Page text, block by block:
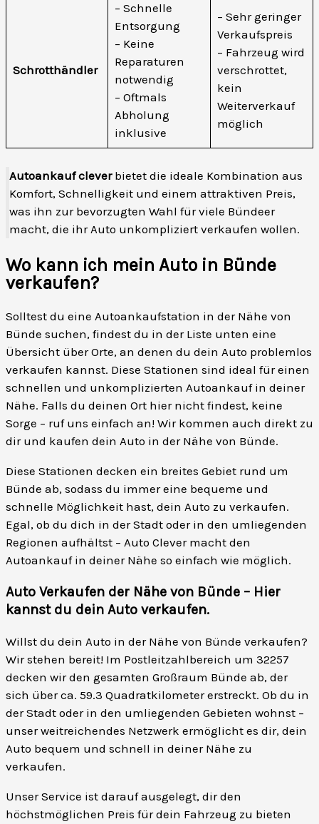
Schrotthändler
– Schnelle
Entsorgung
– Keine
Reparaturen
notwendig
– Oftmals
Abholung
inklusive
– Sehr geringer
Verkaufspreis
– Fahrzeug wird
verschrottet,
kein
Weiterverkauf
möglich
Autoankauf cleverbietet die ideale Kombination aus
Komfort, Schnelligkeit und einem attraktiven Preis,
was ihn zur bevorzugten Wahl für viele Bündeer
macht, die ihr Auto unkompliziert verkaufen wollen.
Wo kann ich mein Auto in Bünde
verkaufen?
Solltest du eine Autoankaufstation in der Nähe von
Bünde suchen, findest du in der Liste unten eine
Übersicht über Orte, an denen du dein Auto problemlos
verkaufen kannst. Diese Stationen sind ideal für einen
schnellen und unkomplizierten Autoankauf in deiner
Nähe. Falls du deinen Ort hier nicht findest, keine
Sorge – ruf uns einfach an! Wir kommen auch direkt zu
dir und kaufen dein Auto in der Nähe von Bünde.
Diese Stationen decken ein breites Gebiet rund um
Bünde ab, sodass du immer eine bequeme und
schnelle Möglichkeit hast, dein Auto zu verkaufen.
Egal, ob du dich in der Stadt oder in den umliegenden
Regionen aufhältst – Auto Clever macht den
Autoankauf in deiner Nähe so einfach wie möglich.
Auto Verkaufen der Nähe von Bünde – Hier
kannst du dein Auto verkaufen.
Willst du dein Auto in der Nähe von Bünde verkaufen?
Wir stehen bereit! Im Postleitzahlbereich um 32257
decken wir den gesamten Großraum Bünde ab, der
sich über ca. 59.3 Quadratkilometer erstreckt. Ob du in
der Stadt oder in den umliegenden Gebieten wohnst –
unser weitreichendes Netzwerk ermöglicht es dir, dein
Auto bequem und schnell in deiner Nähe zu
verkaufen.
Unser Service ist darauf ausgelegt, dir den
höchstmöglichen Preis für dein Fahrzeug zu bieten